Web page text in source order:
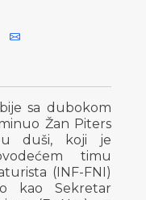
sa dubokom
Žan Piters
u duši, koji je
timu
(INF-FNI)
kao Sekretar